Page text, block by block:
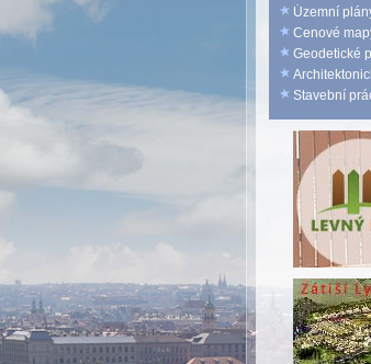
Územní
Cenové
Geodetické
Stavební